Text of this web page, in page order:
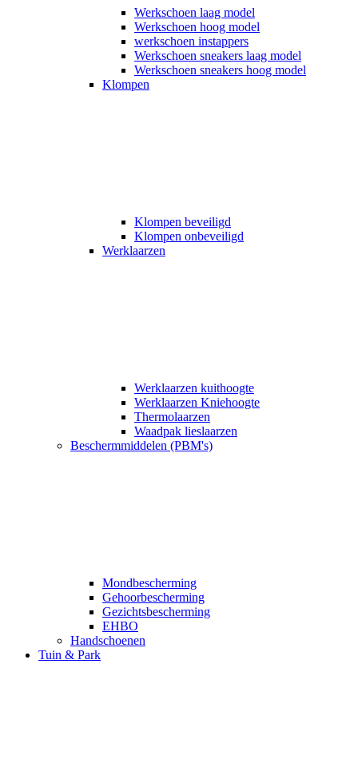
Werkschoen laag model
Werkschoen hoog model
werkschoen instappers
Werkschoen sneakers laag model
Werkschoen sneakers hoog model
Klompen
Klompen beveiligd
Klompen onbeveiligd
Werklaarzen
Werklaarzen kuithoogte
Werklaarzen Kniehoogte
Thermolaarzen
Waadpak lieslaarzen
Beschermmiddelen (PBM's)
Mondbescherming
Gehoorbescherming
Gezichtsbescherming
EHBO
Handschoenen
Tuin & Park